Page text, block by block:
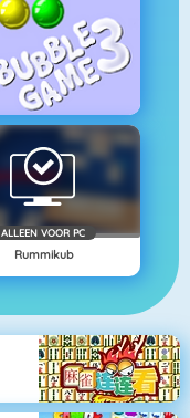
ALLEEN VOOR PC
Rummikub